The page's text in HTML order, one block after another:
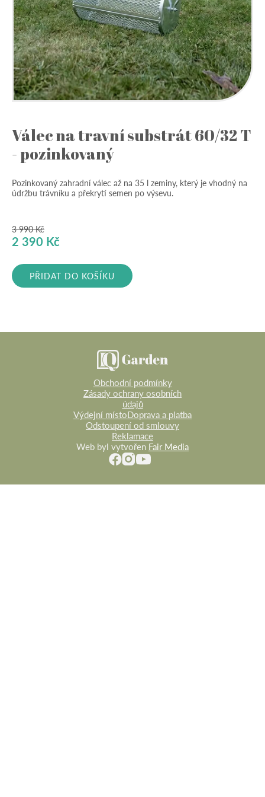
Válec na travní substrát 60/32 T
- pozinkovaný
Pozinkovaný zahradní válec až na 35 l zeminy, který je vhodný na
údržbu trávníku a překrytí semen po výsevu.
3 990Kč
Původní
byla:
3
2 390 Kč
je:
2
PŘIDAT DO KOŠÍKU
Obchodní podmínky
Zásady ochrany osobních
údajů
Výdejní místoDoprava a platba
Odstoupení od smlouvy
Reklamace
Web byl vytvořen Fair Media